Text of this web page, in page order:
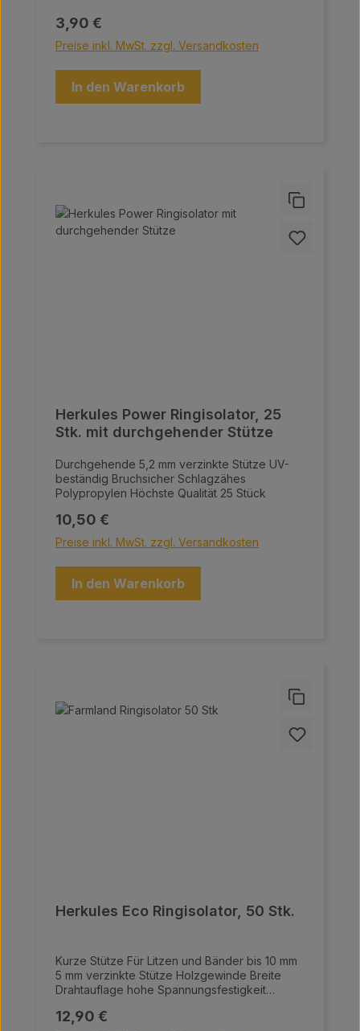
Regulärer Preis:
3,90 €
Preise inkl. MwSt. zzgl. Versandkosten
In den Warenkorb
Herkules Power Ringisolator, 25
Stk. mit durchgehender Stütze
Durchgehende 5,2 mm verzinkte Stütze UV-
beständig Bruchsicher Schlagzähes
Polypropylen Höchste Qualität 25 Stück
Regulärer Preis:
10,50 €
Preise inkl. MwSt. zzgl. Versandkosten
In den Warenkorb
Herkules Eco Ringisolator, 50 Stk.
Kurze Stütze Für Litzen und Bänder bis 10 mm
5 mm verzinkte Stütze Holzgewinde Breite
Drahtauflage hohe Spannungsfestigkeit
Regulärer Preis:
12,90 €